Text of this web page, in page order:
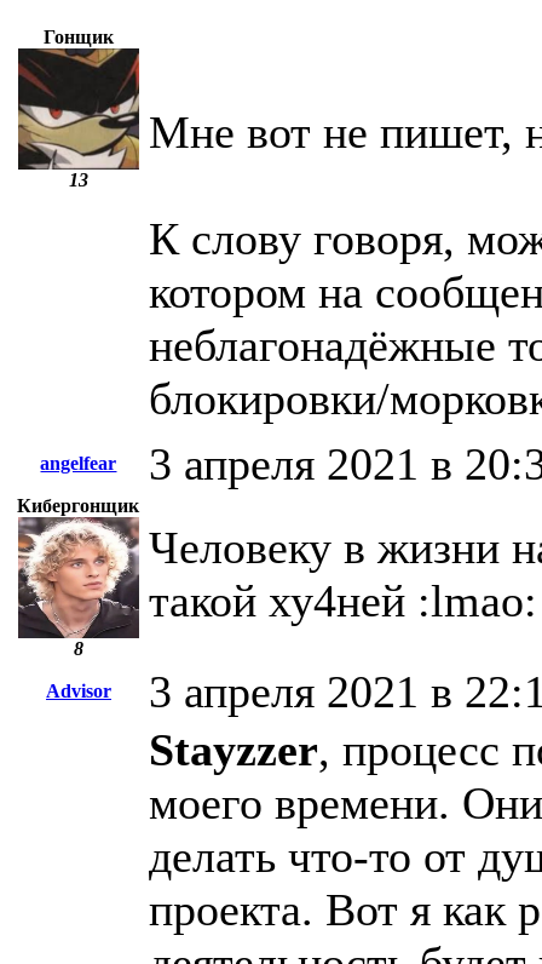
Гонщик
13
Мне вот не пишет,
К слову говоря,
котором на
неблагонадёжные
блокировки/
angelfear 3 апреля 2021 в
Кибергонщик
8
Человеку в жизни
такой ху4ней :lmao:
Advisor
3 апреля 2021 в
Stayzzer, процесс
моего времени.
делать что-то от
проекта. Вот я как